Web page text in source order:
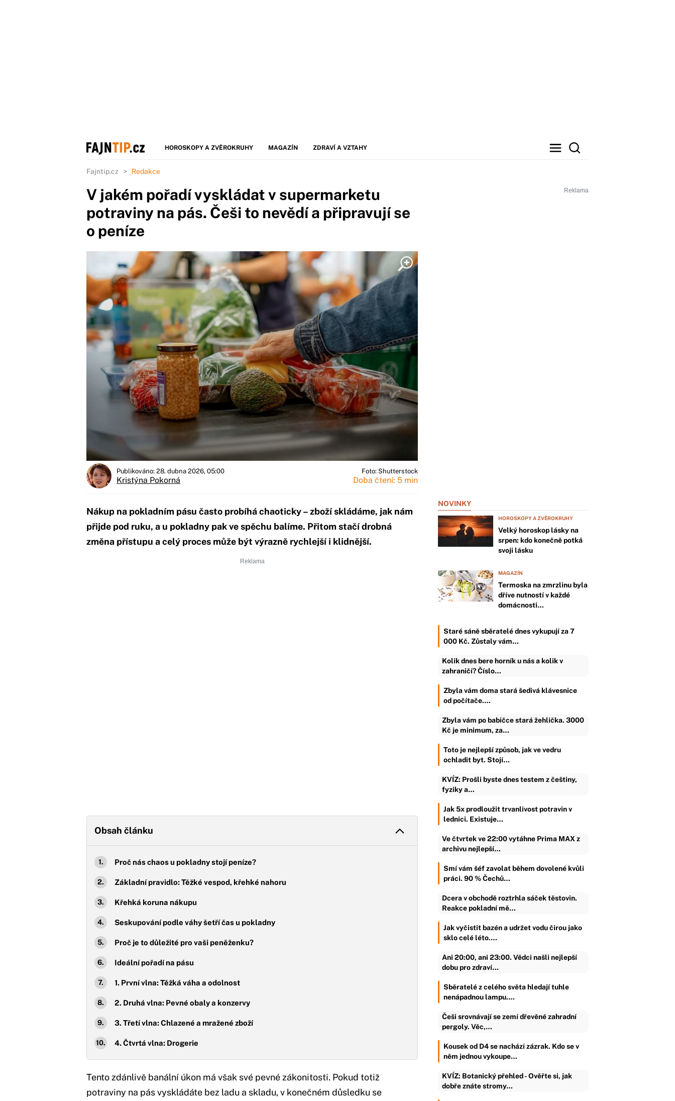
HOROSKOPY A ZVĚROKRUHY MAGAZÍN ZDRAVÍ A VZTAHY
Fajntip.cz Redakce
V jakém pořadí vyskládat v supermarketu
potraviny na pás. Češi to nevědí a připravují se
o peníze
Publikováno: 28. dubna 2026, 05:00
Kristýna Pokorná
Foto: Shutterstock
Doba čtení: 5 min
Nákup na pokladním pásu často probíhá chaoticky – zboží skládáme, jak nám
přijde pod ruku, a u pokladny pak ve spěchu balíme. Přitom stačí drobná
změna přístupu a celý proces může být výrazně rychlejší i klidnější.
Obsah článku
Proč nás chaos u pokladny stojí peníze?
Základní pravidlo: Těžké vespod, křehké nahoru
Křehká koruna nákupu
Seskupování podle váhy šetří čas u pokladny
Proč je to důležité pro vaši peněženku?
Ideální pořadí na pásu
1. První vlna: Těžká váha a odolnost
2. Druhá vlna: Pevné obaly a konzervy
3. Třetí vlna: Chlazené a mražené zboží
4. Čtvrtá vlna: Drogerie
Tento zdánlivě banální úkon má však své pevné zákonitosti. Pokud totiž
potraviny na pás vyskládáte bez ladu a skladu, v konečném důsledku se
NOVINKY
HOROSKOPY A ZVĚROKRUHY
Velký horoskop lásky na
srpen: kdo konečně potká
svoji lásku
MAGAZÍN
Termoska na zmrzlinu byla
dříve nutností v každé
domácnosti…
Staré sáně sběratelé dnes vykupují za 7
000 Kč. Zůstaly vám…
Kolik dnes bere horník u nás a kolik v
zahraničí? Číslo…
Zbyla vám doma stará šedivá klávesnice
od počítače.…
Zbyla vám po babičce stará žehlička. 3000
Kč je minimum, za…
Toto je nejlepší způsob, jak ve vedru
ochladit byt. Stojí…
KVÍZ: Prošli byste dnes testem z češtiny,
fyziky a…
Jak 5x prodloužit trvanlivost potravin v
lednici. Existuje…
Ve čtvrtek ve 22:00 vytáhne Prima MAX z
archivu nejlepší…
Smí vám šéf zavolat během dovolené kvůli
práci. 90 % Čechů…
Dcera v obchodě roztrhla sáček těstovin.
Reakce pokladní mě…
Jak vyčistit bazén a udržet vodu čirou jako
sklo celé léto.…
Ani 20:00, ani 23:00. Vědci našli nejlepší
dobu pro zdraví…
Sběratelé z celého světa hledají tuhle
nenápadnou lampu.…
Češi srovnávají se zemí dřevěné zahradní
pergoly. Věc,…
Kousek od D4 se nachází zázrak. Kdo se v
něm jednou vykoupe…
KVÍZ: Botanický přehled - Ověřte si, jak
dobře znáte stromy…